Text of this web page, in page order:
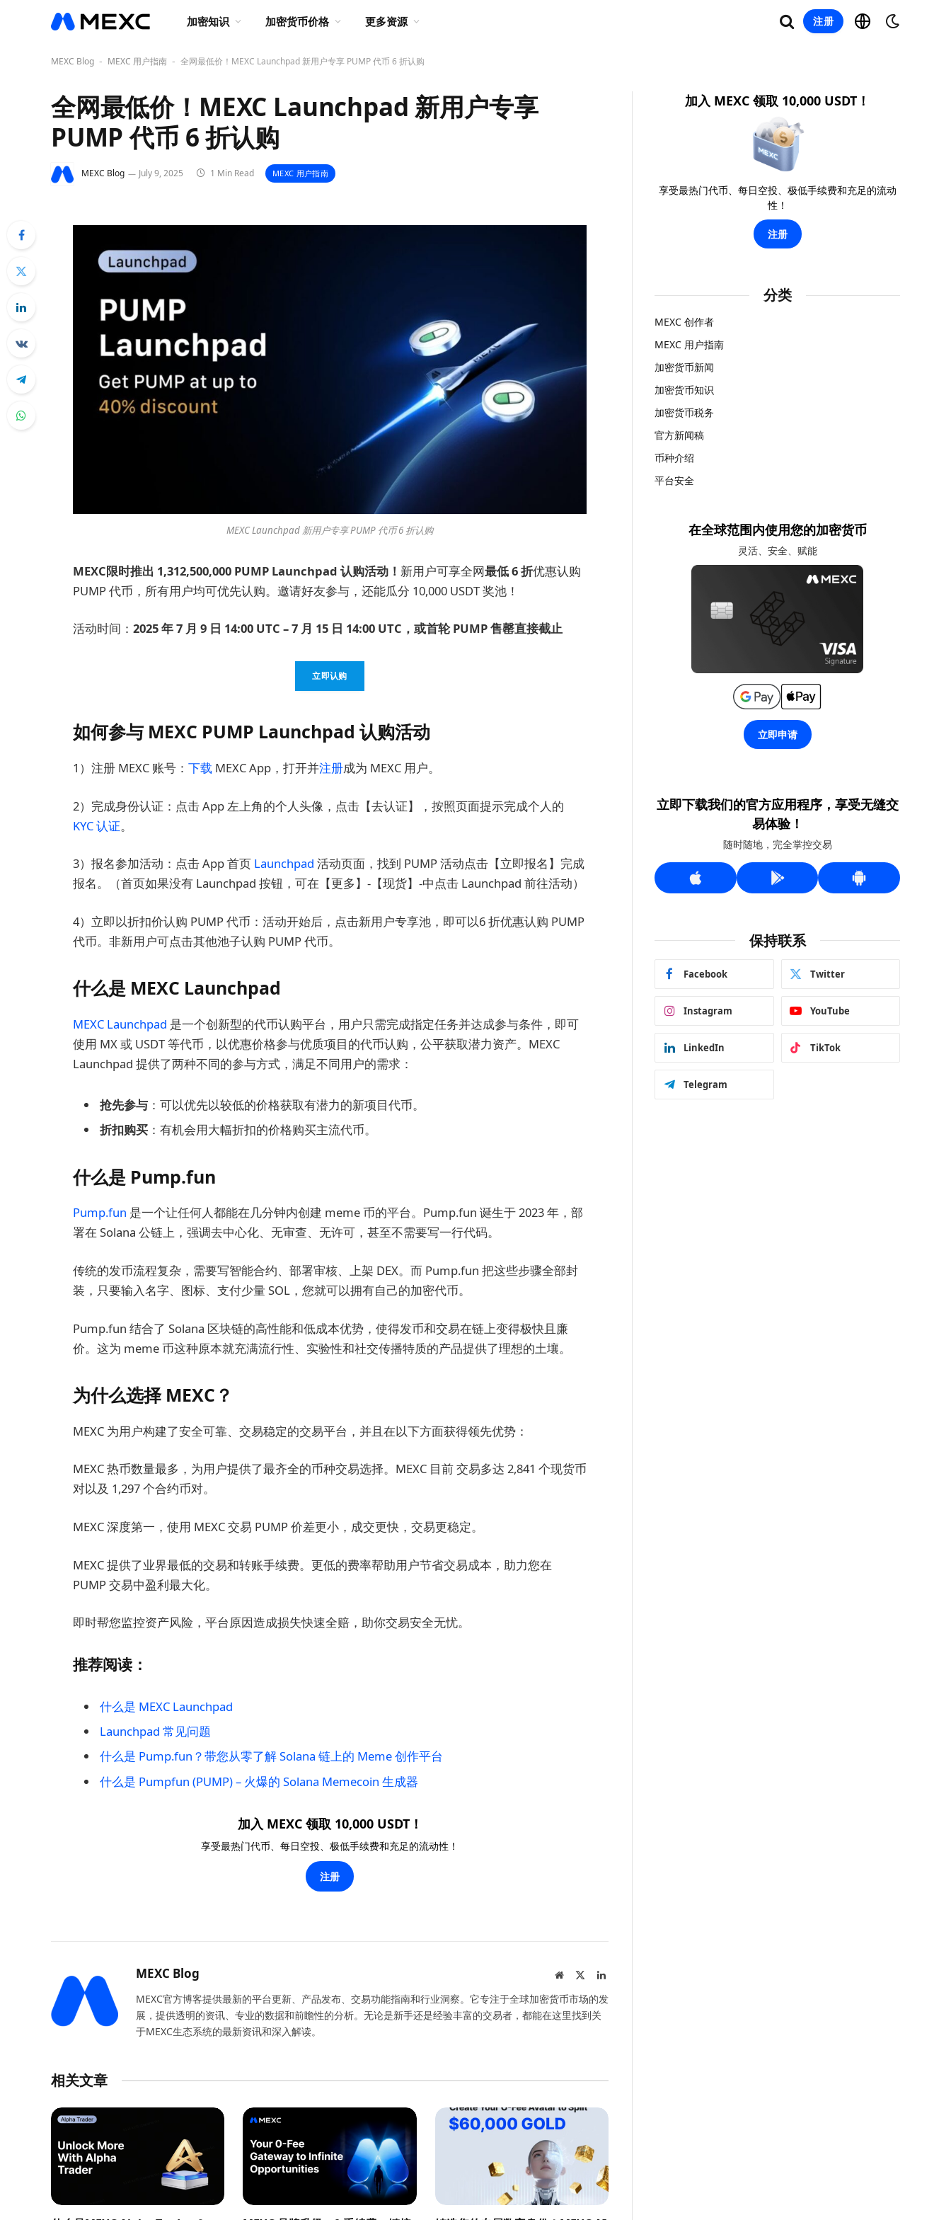
加密知识 加密货币价格 更多资源 注册
MEXC Blog - MEXC 用户指南 - 全网最低价！MEXC Launchpad 新用户专享 PUMP 代币 6 折认购
全网最低价！MEXC Launchpad 新用户专享
PUMP 代币 6 折认购
MEXC Blog July 9, 2025 1 Min Read MEXC 用户指南
MEXC Launchpad 新用户专享 PUMP 代币 6 折认购
MEXC限时推出 1,312,500,000 PUMP Launchpad 认购活动！ 新用户可享全网最低 6 折优惠认购
PUMP 代币，所有用户均可优先认购。邀请好友参与，还能瓜分 10,000 USDT 奖池！
活动时间： 2025 年 7 月 9 日 14:00 UTC – 7 月 15 日 14:00 UTC，或首轮 PUMP 售罄直接截止
立即认购
如何参与 MEXC PUMP Launchpad 认购活动
1）注册 MEXC 账号： 下载 MEXC App，打开并注册成为 MEXC 用户。
2）完成身份认证：点击 App 左上角的个人头像，点击【去认证】，按照页面提示完成个人的
KYC 认证。
3）报名参加活动：点击 App 首页 Launchpad 活动页面，找到 PUMP 活动点击【立即报名】完成
报名。（首页如果没有 Launchpad 按钮，可在【更多】-【现货】-中点击 Launchpad 前往活动）
4）立即以折扣价认购 PUMP 代币：活动开始后，点击新用户专享池，即可以6 折优惠认购 PUMP
代币。非新用户可点击其他池子认购 PUMP 代币。
什么是 MEXC Launchpad
MEXC Launchpad 是一个创新型的代币认购平台，用户只需完成指定任务并达成参与条件，即可
使用 MX 或 USDT 等代币，以优惠价格参与优质项目的代币认购，公平获取潜力资产。MEXC
Launchpad 提供了两种不同的参与方式，满足不同用户的需求：
抢先参与 ：可以优先以较低的价格获取有潜力的新项目代币。
折扣购买 ：有机会用大幅折扣的价格购买主流代币。
什么是 Pump.fun
Pump.fun 是一个让任何人都能在几分钟内创建 meme 币的平台。Pump.fun 诞生于 2023 年，部
署在 Solana 公链上，强调去中心化、无审查、无许可，甚至不需要写一行代码。
传统的发币流程复杂，需要写智能合约、部署审核、上架 DEX。而 Pump.fun 把这些步骤全部封
装，只要输入名字、图标、支付少量 SOL，您就可以拥有自己的加密代币。
Pump.fun 结合了 Solana 区块链的高性能和低成本优势，使得发币和交易在链上变得极快且廉
价。这为 meme 币这种原本就充满流行性、实验性和社交传播特质的产品提供了理想的土壤。
为什么选择 MEXC？
MEXC 为用户构建了安全可靠、交易稳定的交易平台，并且在以下方面获得领先优势：
MEXC 热币数量最多，为用户提供了最齐全的币种交易选择。MEXC 目前 交易多达 2,841 个现货币
对以及 1,297 个合约币对。
MEXC 深度第一，使用 MEXC 交易 PUMP 价差更小，成交更快，交易更稳定。
MEXC 提供了业界最低的交易和转账手续费。更低的费率帮助用户节省交易成本，助力您在
PUMP 交易中盈利最大化。
即时帮您监控资产风险，平台原因造成损失快速全赔，助你交易安全无忧。
推荐阅读：
什么是 MEXC Launchpad
Launchpad 常见问题
什么是 Pump.fun？带您从零了解 Solana 链上的 Meme 创作平台
什么是 Pumpfun (PUMP) – 火爆的 Solana Memecoin 生成器
加入 MEXC 领取 10,000 USDT！
享受最热门代币、每日空投、极低手续费和充足的流动性！
注册
MEXC Blog Website LinkedIn
MEXC官方博客提供最新的平台更新、产品发布、交易功能指南和行业洞察。它专注于全球加密货币市场的发
展，提供透明的资讯、专业的数据和前瞻性的分析。无论是新手还是经验丰富的交易者，都能在这里找到关
于MEXC生态系统的最新资讯和深入解读。
相关文章
加入 MEXC 领取 10,000 USDT！
享受最热门代币、每日空投、极低手续费和充足的流动
性！
注册
分类
MEXC 创作者
MEXC 用户指南
加密货币新闻
加密货币知识
加密货币税务
官方新闻稿
币种介绍
平台安全
在全球范围内使用您的加密货币
灵活、安全、赋能
立即申请
立即下载我们的官方应用程序，享受无缝交
易体验！
随时随地，完全掌控交易
保持联系
Facebook Twitter
Instagram YouTube
LinkedIn TikTok
Telegram